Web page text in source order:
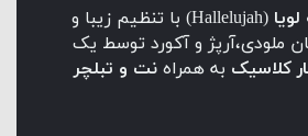
(Hallelujah) با تنظیم زیبا و
ملودی،آرپژ و آکورد توسط یک
کلاسیک به همراه نت و تبلچر